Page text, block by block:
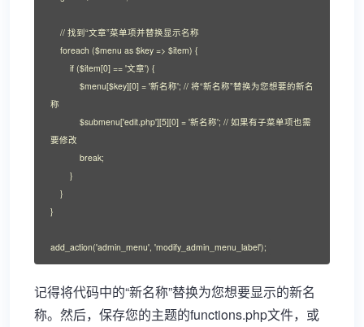
称
要修改
}
add_action('admin_menu', 'modify_admin_menu_label');
记得将代码中的“新名称”替换为您想要显示的新名
称。然后，保存您的主题的functions.php文件，或